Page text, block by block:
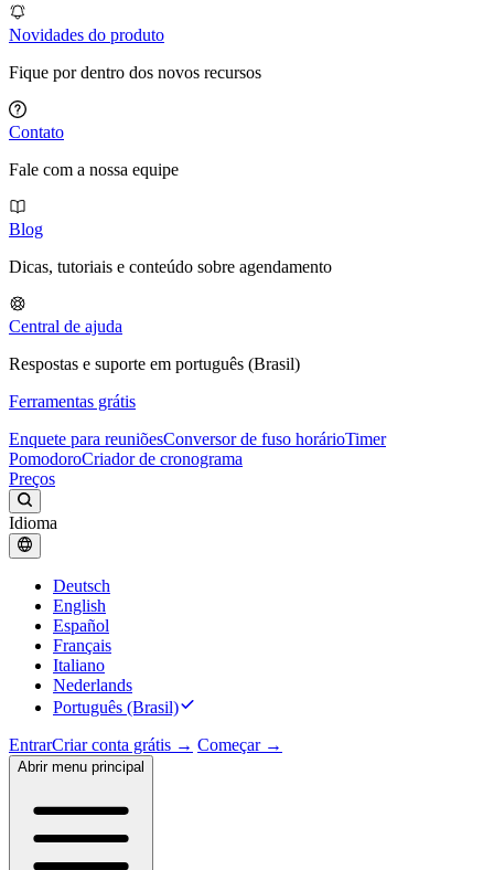
Novidades do produto
Fique por dentro dos novos recursos
Contato
Fale com a nossa equipe
Blog
Dicas, tutoriais e conteúdo sobre agendamento
Central de ajuda
Respostas e suporte em português (Brasil)
Ferramentas grátis
Enquete para reuniõesConversor de fuso horárioTimer
PomodoroCriador de cronograma
Preços
Idioma
Deutsch
English
Español
Français
Italiano
Nederlands
Português (Brasil)
EntrarCriar conta grátis → Começar →
Abrir menu principal